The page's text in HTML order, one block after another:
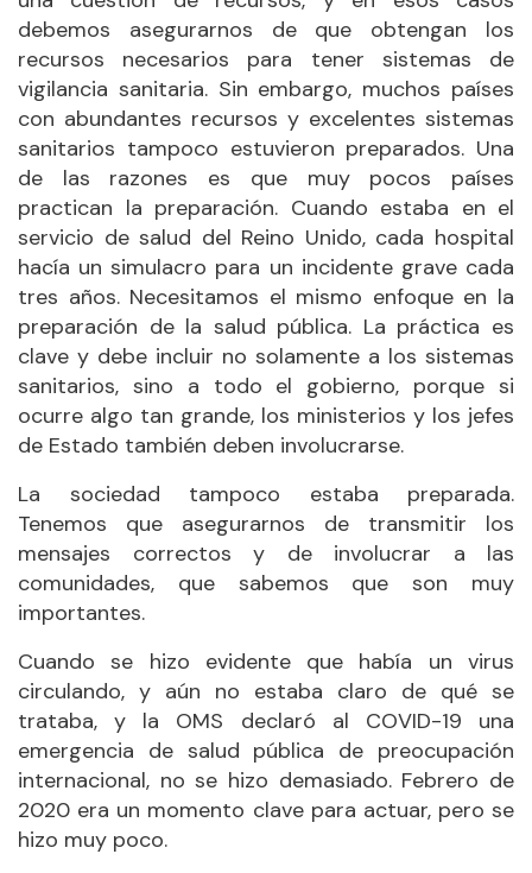
debemos asegurarnos de que obtengan los
recursos necesarios para tener sistemas de
vigilancia sanitaria. Sin embargo, muchos países
con abundantes recursos y excelentes sistemas
sanitarios tampoco estuvieron preparados. Una
de las razones es que muy pocos países
practican la preparación. Cuando estaba en el
servicio de salud del Reino Unido, cada hospital
hacía un simulacro para un incidente grave cada
tres años. Necesitamos el mismo enfoque en la
preparación de la salud pública. La práctica es
clave y debe incluir no solamente a los sistemas
sanitarios, sino a todo el gobierno, porque si
ocurre algo tan grande, los ministerios y los jefes
de Estado también deben involucrarse.
La sociedad tampoco estaba preparada.
Tenemos que asegurarnos de transmitir los
mensajes correctos y de involucrar a las
comunidades, que sabemos que son muy
importantes.
Cuando se hizo evidente que había un virus
circulando, y aún no estaba claro de qué se
trataba, y la OMS declaró al COVID-19 una
emergencia de salud pública de preocupación
internacional, no se hizo demasiado. Febrero de
2020 era un momento clave para actuar, pero se
hizo muy poco.